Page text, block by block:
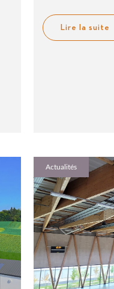
Lire la suite
Actualités